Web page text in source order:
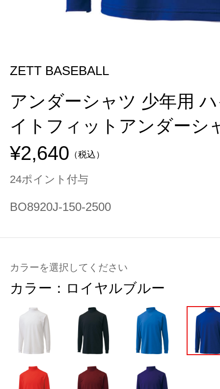
ZETT BASEBALL
アンダーシャツ 少年用
イトフィットアンダーシ
¥2,640 （税込）
24ポイント付与
BO8920J-150-2500
カラーを選択してください
カラー： ロイヤルブルー